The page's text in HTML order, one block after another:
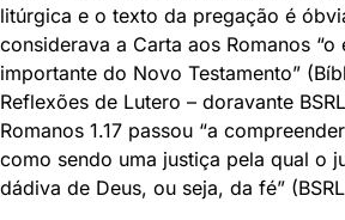
litúrgica e o texto da pregação é
considerava a Carta aos Romanos “o
importante do Novo Testamento”
Reflexões de Lutero – doravante
Romanos 1.17 passou “a
como sendo uma justiça pela qual o
dádiva de Deus, ou seja, da fé”